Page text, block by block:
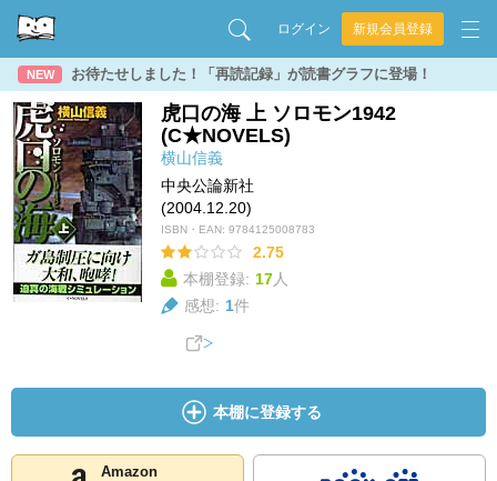
ログイン 新規会員登録
NEW お待たせしました！「再読記録」が読書グラフに登場！
虎口の海 上 ソロモン1942
(C★NOVELS)
横山信義
中央公論新社
(2004.12.20)
ISBN・EAN: 9784125008783
2.75
本棚登録: 17人
感想: 1件
本棚に登録する
Amazon